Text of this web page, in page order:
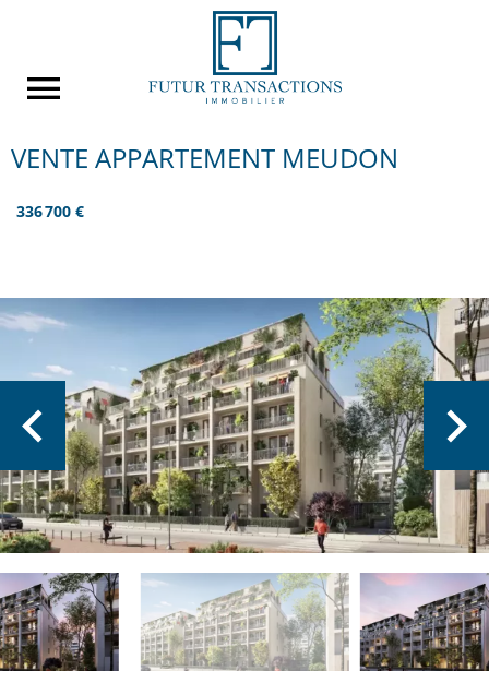
VENTE APPARTEMENT MEUDON
336 700 €